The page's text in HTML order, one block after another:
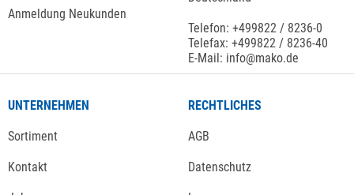
Anmeldung Neukunden
Telefon: +499822 / 8236-0
Telefax: +499822 / 8236-40
E-Mail: info@mako.de
UNTERNEHMEN
Sortiment
Kontakt
RECHTLICHES
AGB
Datenschutz